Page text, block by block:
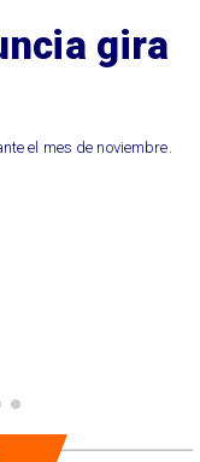
gira
el mes de noviembre.